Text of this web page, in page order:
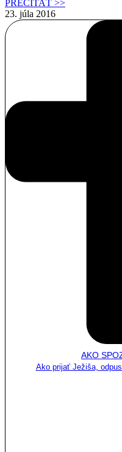
PREČÍTAŤ >>
23. júla 2016
AKO
Ako prijať Ježiša,